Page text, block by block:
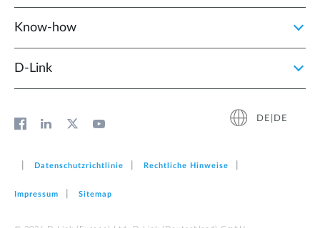
Know-how
D‑Link
DE|DE
Datenschutzrichtlinie Rechtliche Hinweise
Impressum Sitemap